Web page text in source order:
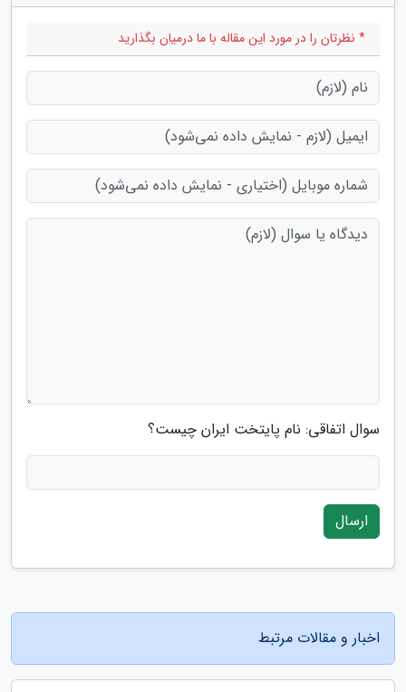
* نظرتان را در مورد این مقاله با ما درمیان بگذارید
سوال اتفاقی: نام پایتخت ایران چیست؟
ارسال
اخبار و مقالات مرتبط